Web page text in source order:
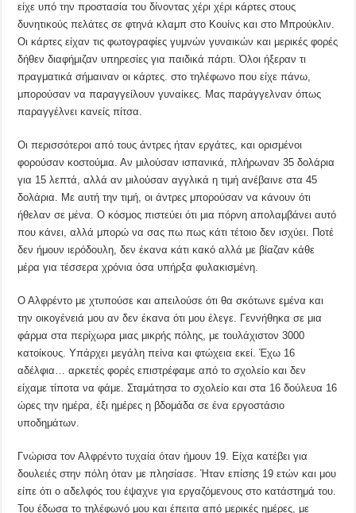
είχε υπό την προστασία του δίνοντας χέρι χέρι κάρτες στους
δυνητικούς πελάτες σε φτηνά κλαμπ στο Κουίνς και στο Μπρούκλιν.
Οι κάρτες είχαν τις φωτογραφίες γυμνών γυναικών και μερικές φορές
δήθεν διαφήμιζαν υπηρεσίες για παιδικά πάρτι. Όλοι ήξεραν τι
πραγματικά σήμαιναν οι κάρτες. στο τηλέφωνο που είχε πάνω,
μπορούσαν να παραγγείλουν γυναίκες. Μας παράγγελναν όπως
παραγγέλνει κανείς πίτσα.
Οι περισσότεροι από τους άντρες ήταν εργάτες, και ορισμένοι
φορούσαν κοστούμια. Αν μιλούσαν ισπανικά, πλήρωναν 35 δολάρια
για 15 λεπτά, αλλά αν μιλούσαν αγγλικά η τιμή ανέβαινε στα 45
δολάρια. Με αυτή την τιμή, οι άντρες μπορούσαν να κάνουν ότι
ήθελαν σε μένα. Ο κόσμος πιστεύει ότι μια πόρνη απολαμβάνει αυτό
που κάνει, αλλά μπορώ να σας πω πως κάτι τέτοιο δεν ισχύει. Ποτέ
δεν ήμουν ιερόδουλη, δεν έκανα κάτι κακό αλλά με βίαζαν κάθε
μέρα για τέσσερα χρόνια όσα υπήρξα φυλακισμένη.
Ο Αλφρέντο με χτυπούσε και απειλούσε ότι θα σκότωνε εμένα και
την οικογένειά μου αν δεν έκανα ότι μου έλεγε. Γεννήθηκα σε μια
φάρμα στα περίχωρα μιας μικρής πόλης, με τουλάχιστον 3000
κατοίκους. Υπάρχει μεγάλη πείνα και φτώχεια εκεί. Έχω 16
αδέλφια… αρκετές φορές επιστρέφαμε από το σχολείο και δεν
είχαμε τίποτα να φάμε. Σταμάτησα το σχολείο και στα 16 δούλευα 16
ώρες την ημέρα, έξι ημέρες η βδομάδα σε ένα εργοστάσιο
υποδημάτων.
Γνώρισα τον Αλφρέντο τυχαία όταν ήμουν 19. Είχα κατέβει για
δουλειές στην πόλη όταν με πλησίασε. Ήταν επίσης 19 ετών και μου
είπε ότι ο αδελφός του έψαχνε για εργαζόμενους στο κατάστημά του.
Του έδωσα το τηλέφωνό μου και έπειτα από μερικές ημέρες, με